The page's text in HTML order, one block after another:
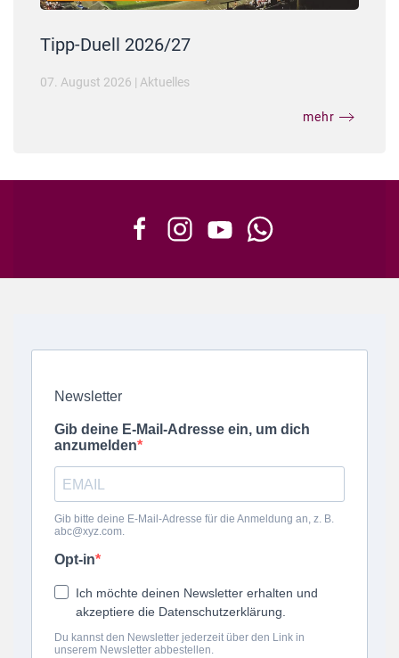
Tipp-Duell 2026/27
07. August 2026 | Aktuelles
mehr